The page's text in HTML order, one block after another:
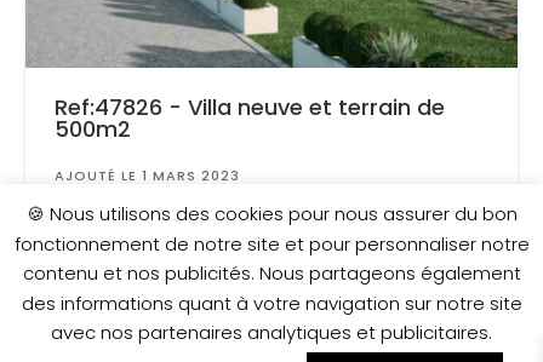
Ref:47826 - Villa neuve et terrain de
500m2
AJOUTÉ LE 1 MARS 2023
Surface: 500 m²
221 000 €
🍪 Nous utilisons des cookies pour nous assurer du bon
fonctionnement de notre site et pour personnaliser notre
contenu et nos publicités. Nous partageons également
des informations quant à votre navigation sur notre site
avec nos partenaires analytiques et publicitaires.